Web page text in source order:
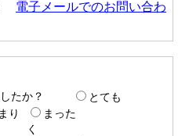
電子メールでのお問い合わ
たか？
とても
り
まった
く